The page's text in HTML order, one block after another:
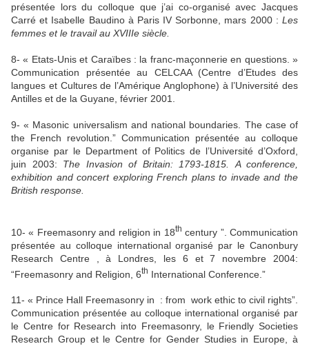
présentée lors du colloque que j’ai co-organisé avec Jacques
Carré et Isabelle Baudino à Paris IV Sorbonne, mars 2000 : Les
femmes et le travail au XVIIIe siècle.
8- « Etats-Unis et Caraïbes : la franc-maçonnerie en questions. »
Communication présentée au CELCAA (Centre d’Etudes des
langues et Cultures de l’Amérique Anglophone) à l’Université des
Antilles et de la Guyane , février 2001.
9- « Masonic universalism and national boundaries. The case of
the French revolution.” Communication présentée au colloque
organise par le Department of Politics de l’Université d’Oxford,
juin 2003: The Invasion of Britain: 1793-1815. Aconference,
exhibition and concert exploring French plans to invadeand the
British response.
10- « Freemasonry and religion in 18th century ”.Communication
présentée au colloque international organisé par le Canonbury
Research Centre , à Londres, les 6 et 7 novembre 2004:
“Freemasonry and Religion, 6th International Conference.”
11- « Prince Hall Freemasonry in : from work ethic to civil rights”.
Communication présentée au colloque international organisé par
le Centre for Research into Freemasonry, le Friendly Societies
Research Group et le Centre for Gender Studies in Europe, à